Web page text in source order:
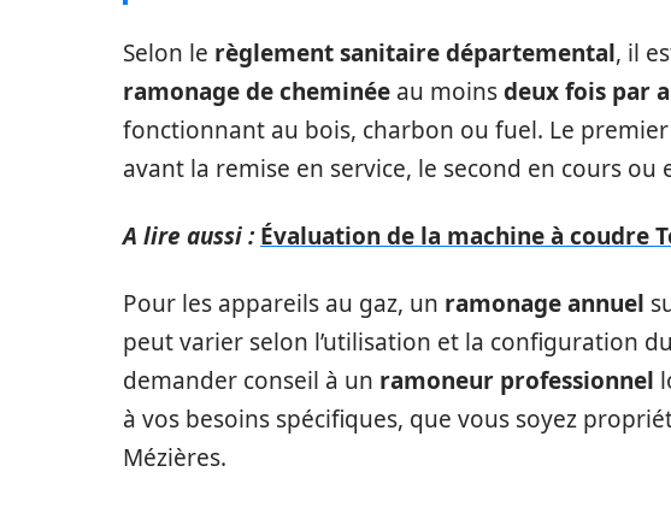
Selon le règlement sanitaire départemental, il
ramonage de cheminée au moinsdeux fois par
fonctionnant au bois, charbon ou fuel. Le
avant la remise en service, le second en cours ou
A lire aussi : Évaluation de la machine à coudre
Pour les appareils au gaz, un ramonage annuel
peut varier selon l’utilisation et la configuration
demander conseil à un ramoneur professionnel
à vos besoins spécifiques, que vous soyez
Mézières.